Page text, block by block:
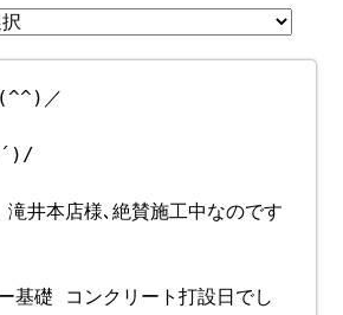
(^^)／
)/
井本店様､絶賛施工中なのです
基礎 コンクリート打設日でし